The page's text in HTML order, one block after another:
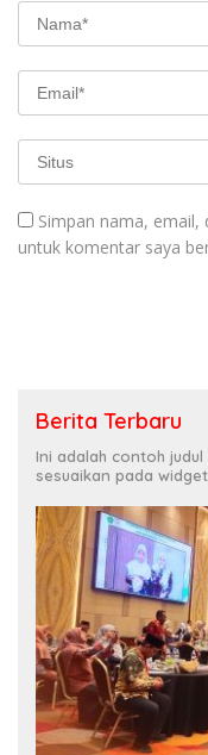
Simpan nama, email,
untuk komentar saya
Berita Terbaru
Ini adalah contoh
sesuaikan pada widget